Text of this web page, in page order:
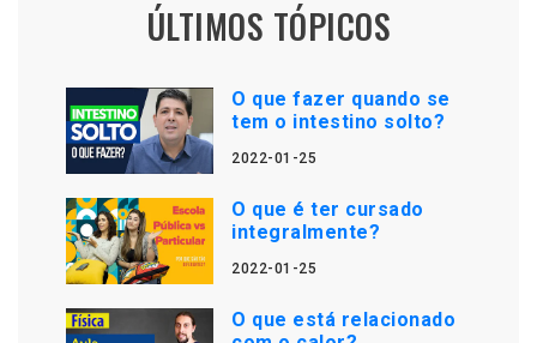
ÚLTIMOS TÓPICOS
O que fazer quando se
tem o intestino solto?
2022-01-25
O que é ter cursado
integralmente?
2022-01-25
O que está relacionado